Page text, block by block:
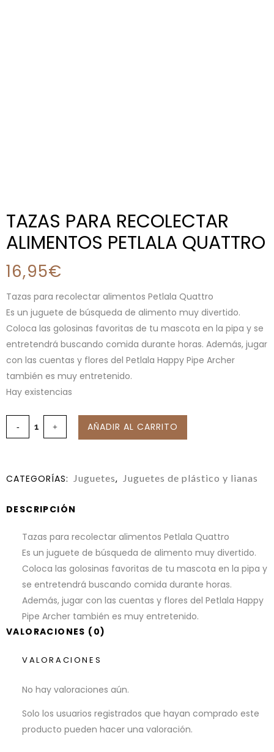
TAZAS PARA RECOLECTAR
ALIMENTOS PETLALA QUATTRO
16,95€
Tazas para recolectar alimentos Petlala Quattro
Es un juguete de búsqueda de alimento muy divertido.
Coloca las golosinas favoritas de tu mascota en la pipa y se
entretendrá buscando comida durante horas. Además, jugar
con las cuentas y flores del Petlala Happy Pipe Archer
también es muy entretenido.
Hay existencias
AÑADIR AL CARRITO
CATEGORÍAS: Juguetes, Juguetes de plástico y lianas
DESCRIPCIÓN
Tazas para recolectar alimentos Petlala Quattro
Es un juguete de búsqueda de alimento muy divertido.
Coloca las golosinas favoritas de tu mascota en la pipa y
se entretendrá buscando comida durante horas.
Además, jugar con las cuentas y flores del Petlala Happy
Pipe Archer también es muy entretenido.
VALORACIONES (0)
VALORACIONES
No hay valoraciones aún.
Solo los usuarios registrados que hayan comprado este
producto pueden hacer una valoración.